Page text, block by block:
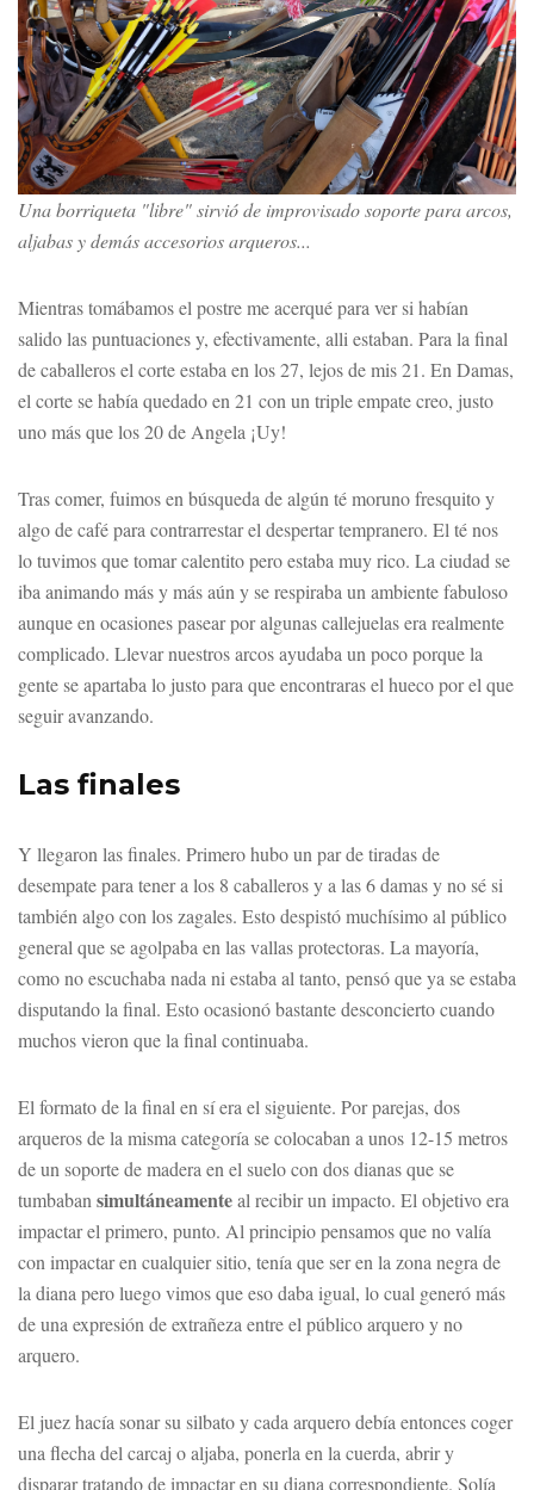
Una borriqueta "libre" sirvió de improvisado soporte para arcos,
aljabas y demás accesorios arqueros...
Mientras tomábamos el postre me acerqué para ver si habían
salido las puntuaciones y, efectivamente, alli estaban. Para la final
de caballeros el corte estaba en los 27, lejos de mis 21. En Damas,
el corte se había quedado en 21 con un triple empate creo, justo
uno más que los 20 de Angela ¡Uy!
Tras comer, fuimos en búsqueda de algún té moruno fresquito y
algo de café para contrarrestar el despertar tempranero. El té nos
lo tuvimos que tomar calentito pero estaba muy rico. La ciudad se
iba animando más y más aún y se respiraba un ambiente fabuloso
aunque en ocasiones pasear por algunas callejuelas era realmente
complicado. Llevar nuestros arcos ayudaba un poco porque la
gente se apartaba lo justo para que encontraras el hueco por el que
seguir avanzando.
Las finales
Y llegaron las finales. Primero hubo un par de tiradas de
desempate para tener a los 8 caballeros y a las 6 damas y no sé si
también algo con los zagales. Esto despistó muchísimo al público
general que se agolpaba en las vallas protectoras. La mayoría,
como no escuchaba nada ni estaba al tanto, pensó que ya se estaba
disputando la final. Esto ocasionó bastante desconcierto cuando
muchos vieron que la final continuaba.
El formato de la final en sí era el siguiente. Por parejas, dos
arqueros de la misma categoría se colocaban a unos 12-15 metros
de un soporte de madera en el suelo con dos dianas que se
tumbaban simultáneamenteal recibir un impacto. El objetivo era
impactar el primero, punto. Al principio pensamos que no valía
con impactar en cualquier sitio, tenía que ser en la zona negra de
la diana pero luego vimos que eso daba igual, lo cual generó más
de una expresión de extrañeza entre el público arquero y no
arquero.
El juez hacía sonar su silbato y cada arquero debía entonces coger
una flecha del carcaj o aljaba, ponerla en la cuerda, abrir y
disparar tratando de impactar en su diana correspondiente. Solía